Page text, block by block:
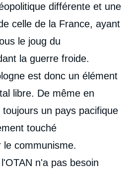
différente et une
celle de la France, ayant
le joug du
la guerre froide.
est donc un élément
libre. De même en
un pays pacifique
touché
le communisme.
n'a pas besoin